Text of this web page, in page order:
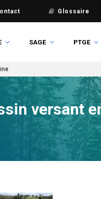
Glossaire
SAGE PTGE
versant